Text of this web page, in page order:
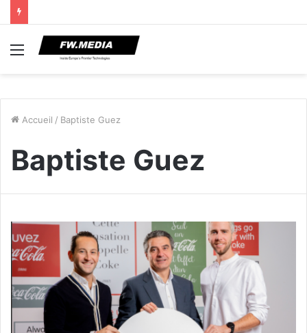
Menu
Accueil / Baptiste Guez
Baptiste Guez